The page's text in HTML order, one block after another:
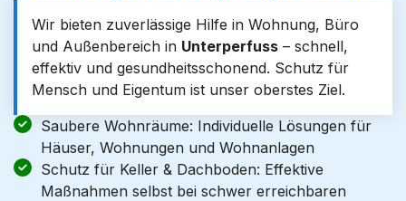
Wir bieten zuverlässige Hilfe in Wohnung, Büro
und Außenbereich in Unterperfuss – schnell,
effektiv und gesundheitsschonend. Schutz für
Mensch und Eigentum ist unser oberstes Ziel.
Saubere Wohnräume: Individuelle Lösungen für
Häuser, Wohnungen und Wohnanlagen
Schutz für Keller & Dachboden: Effektive
Maßnahmen selbst bei schwer erreichbaren